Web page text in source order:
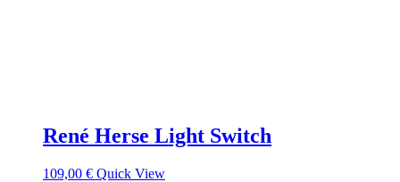
René Herse Light Switch
109,00 € Quick View